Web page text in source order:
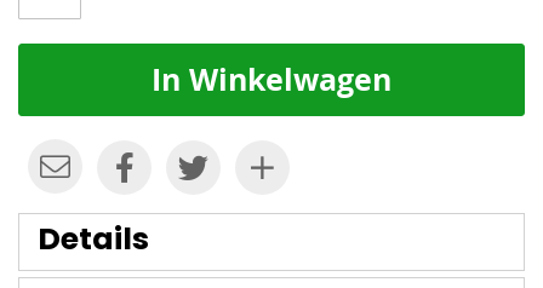
In Winkelwagen
Details